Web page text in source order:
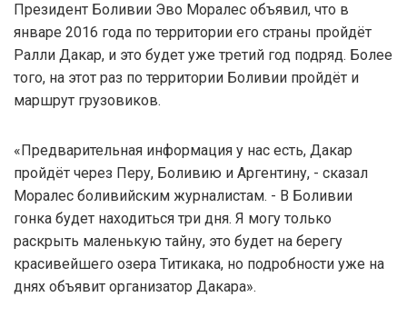
Президент Боливии Эво Моралес объявил, что в
январе 2016 года по территории его страны пройдёт
Ралли Дакар, и это будет уже третий год подряд. Более
того, на этот раз по территории Боливии пройдёт и
маршрут грузовиков.
«Предварительная информация у нас есть, Дакар
пройдёт через Перу, Боливию и Аргентину, - сказал
Моралес боливийским журналистам. - В Боливии
гонка будет находиться три дня. Я могу только
раскрыть маленькую тайну, это будет на берегу
красивейшего озера Титикака, но подробности уже на
днях объявит организатор Дакара».